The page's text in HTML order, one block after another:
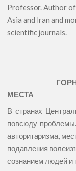
Professor. Author
Asia and Iran and
scientific journals.
ГОРНЫЕ
МЕСТА
В странах
повсюду
авторитаризма,
подавления
сознанием людей и